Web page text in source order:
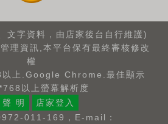
文字資料，由店家後台自行維護)
理資訊,本平台保有最終審核修改
權
以上.Google Chrome.最佳顯示
以上螢幕解析度
明
店家登入
011-169，E-mail：